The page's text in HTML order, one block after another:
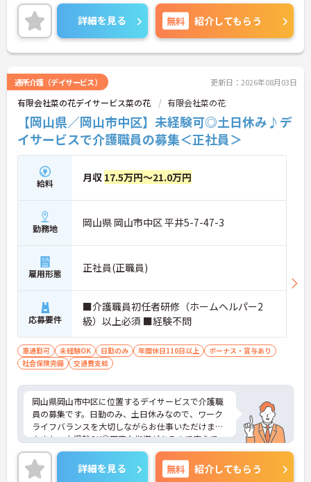
詳細を見る 無料 紹介してもらう
通所介護（デイサービス） 更新日：2026年08月03日
有限会社菜の花デイサービス菜の花 有限会社菜の花
【岡山県／岡山市中区】未経験可◎土日休み♪デ
イサービスで介護職員の募集＜正社員＞
給料 月収 17.5万円～21.0万円
勤務地 岡山県 岡山市中区 平井5-7-47-3
雇用形態 正社員(正職員)
応募要件
■介護職員初任者研修（ホームヘルパー2
級）以上必須 ■経験不問
車通勤可 未経験OK 日勤のみ 年間休日110日以上
ボーナス・賞与あり
社会保険完備
交通費支給
岡山県岡山市中区に位置するデイサービスで介護職
員の募集です。日勤のみ、土日休みなので、ワーク
ライフバランスを大切しながらお仕事いただけます
♪また、未経験OK◎丁寧な指導があるので安心で
す！ご興味のある方はご面接のポイントお伝えしま
すのでご気軽にお問い合わせください。
詳細を見る 無料 紹介してもらう